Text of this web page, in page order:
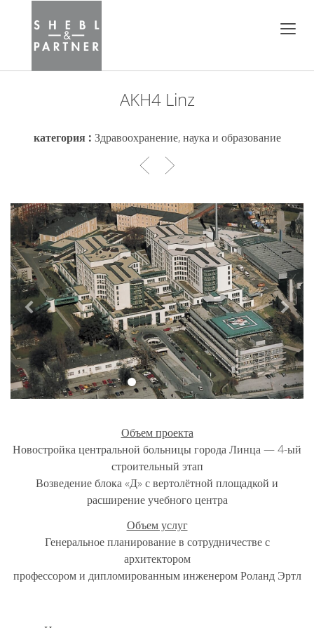
AKH4 Linz
категория : Здравоохранение, наука и образование
Объем проекта
Новостройка центральной больницы города Линца — 4-ый
строительный этап
Возведение блока «Д» с вертолётной площадкой и
расширение учебного центра
Объем услуг
Генеральное планирование в сотрудничестве с
архитектором
профессором и дипломированным инженером Роланд Эртл